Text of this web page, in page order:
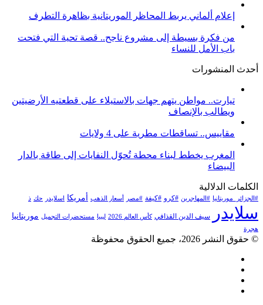
إعلام ألماني يربط المحاظر الموريتانية بظاهرة التطرف
من فكرة بسيطة إلى مشروع ناجح.. قصة تحية التي فتحت
باب الأمل للنساء
أحدث المنشورات
تيارت.. مواطن يتهم جهات بالاستيلاء على قطعتيه الأرضيتين
ويطالب بالإنصاف
مقاييس.. تساقطات مطرية على 4 ولايات
المغرب يخطط لبناء محطة تُحوّل النفايات إلى طاقة بالدار
البيضاء
الكلمات الدلالية
#الجزائر_موريتانيا #المهاجرين #كرو #كيفة #مصر أسعار الذهب أمريكا اسلايدر حك ذ
سلايدر سيف الدين القذافي كأس العالم 2026 ليبيا مستحضرات التجميل موريتانيا
هجرة
© حقوق النشر 2026، جميع الحقوق محفوظة